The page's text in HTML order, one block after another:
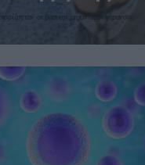
οι βασικοί μηχανισμοί γήρανσης